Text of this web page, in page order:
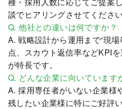
談でヒアリングさせてください
Q. 他社との違いは何ですか？
A. 戦略設計から運用まで“現
点、スカウト返信率などKPI
が特長です。
Q. どんな企業に向いています
A. 採用専任者がいない企業様
残したい企業様に特にご好評